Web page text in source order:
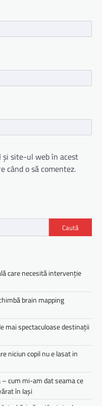
și site-ul web în acest
când o să comentez.
Caută
care necesită intervenție
brain mapping
mai spectaculoase destinații
niciun copil nu e lasat in
– cum mi-am dat seama ce
în Iași